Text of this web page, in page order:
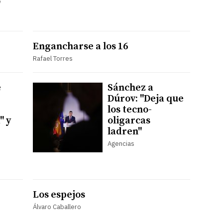
Engancharse a los 16
Rafael Torres
y
Sánchez a
Dúrov: "Deja que
los tecno-
oligarcas
ladren"
Agencias
Los espejos
Álvaro Caballero